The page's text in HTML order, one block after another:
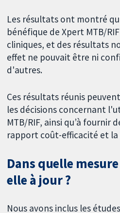
Les résultats ont montré
bénéfique de Xpert MTB/
cliniques, et des résultats
effet ne pouvait être ni
d'autres.
Ces résultats réunis
les décisions concernant
MTB/RIF, ainsi qu’à fournir
rapport coût-efficacité et
Dans quelle
elle à jour ?
Nous avons inclus les